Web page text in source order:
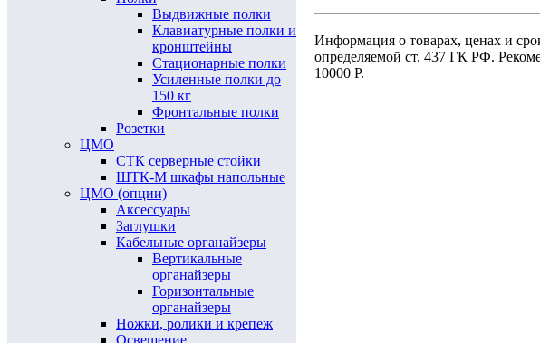
Выдвижные полки
Клавиатурные полки и
кронштейны
Стационарные полки
Усиленные полки до
150 кг
Фронтальные полки
Розетки
ЦМО
СТК серверные стойки
ШТК-М шкафы напольные
ЦМО (опции)
Аксессуары
Заглушки
Кабельные органайзеры
Вертикальные
органайзеры
Горизонтальные
органайзеры
Ножки, ролики и крепеж
Освещение
Информация о товарах, ценах и
определяемой ст. 437 ГК РФ.
10000 Р.